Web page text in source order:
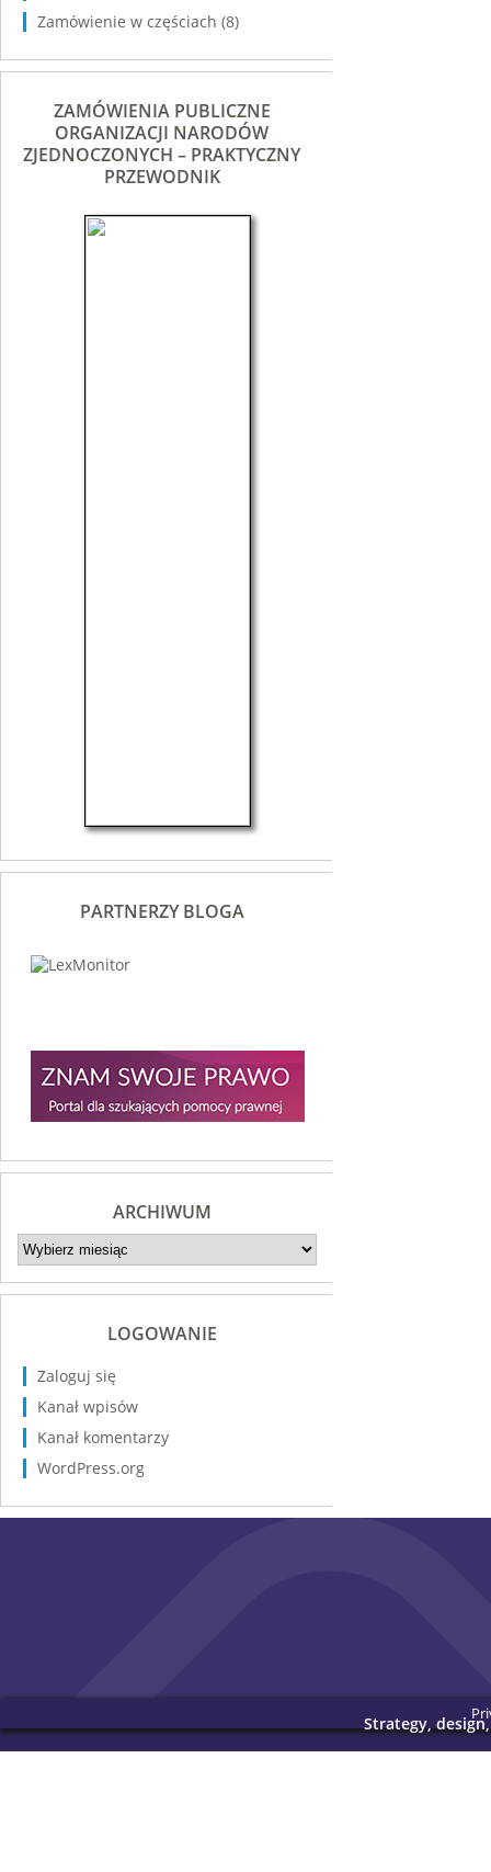
Zamówienie w częściach (8)
ZAMÓWIENIA PUBLICZNE
ORGANIZACJI NARODÓW
ZJEDNOCZONYCH – PRAKTYCZNY
PRZEWODNIK
PARTNERZY BLOGA
ARCHIWUM
Archiwum
LOGOWANIE
Zaloguj się
Kanał wpisów
Kanał komentarzy
WordPress.org
Strategy,